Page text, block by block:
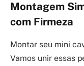
Montagem
com Firmeza
Montar seu mini
Vamos unir essas